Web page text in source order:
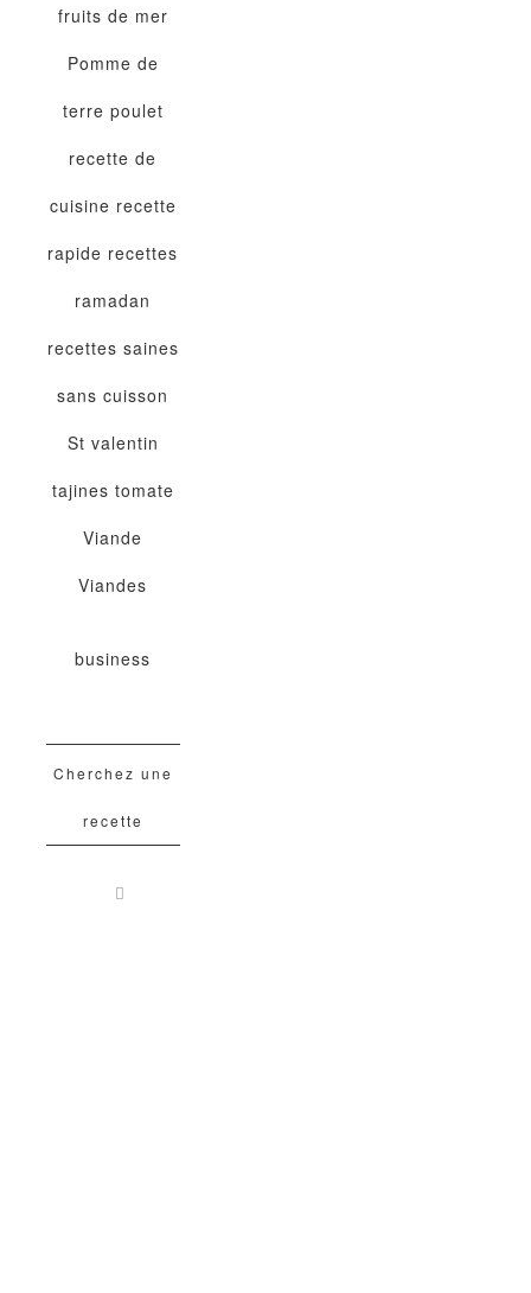
fruits de mer
Pomme de
terre poulet
recette de
cuisine recette
rapide recettes
ramadan
recettes saines
sans cuisson
St valentin
tajines tomate
Viande
Viandes
business
Cherchez une
recette